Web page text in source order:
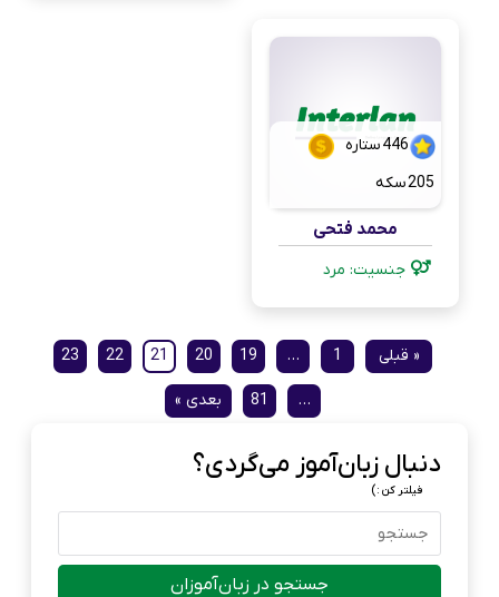
دنبال زبان‌آموز می‌گردی؟
فیلتر کن :)
جستجو در زبان‌آموزان
446ستاره
205سکه
محمد فتحی
جنسیت: مرد
« قبلی 1
…
19
20
21
22
23
…
81 بعدی »